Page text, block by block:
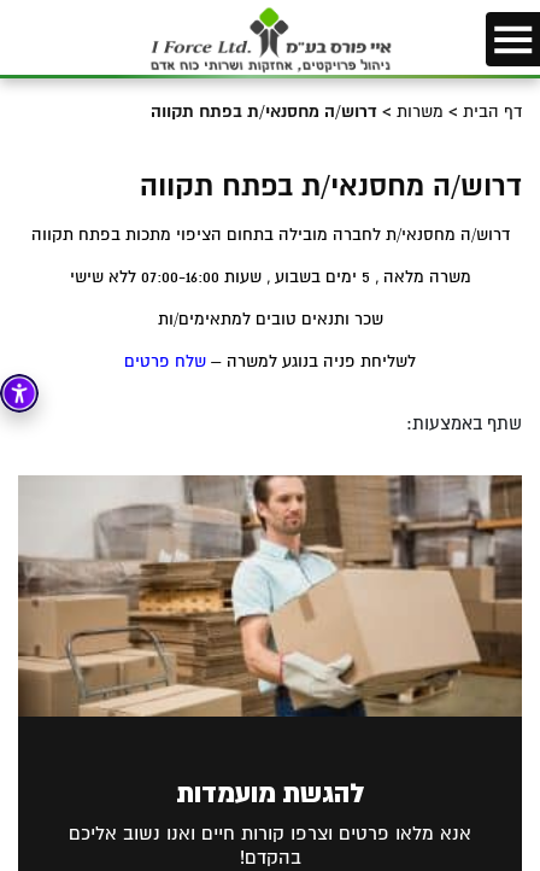
דף הבית > משרות > דרוש/ה מחסנאי/ת בפתח תקווה
דרוש/ה מחסנאי/ת בפתח תקווה
דרוש/ה מחסנאי/ת לחברה מובילה בתחום הציפוי מתכות בפתח תקווה
משרה מלאה , 5 ימים בשבוע , שעות 07:00-16:00 ללא שישי
שכר ותנאים טובים למתאימים/ות
לשליחת פניה בנוגע למשרה – שלח פרטים
שתף באמצעות:
להגשת מועמדות
אנא מלאו פרטים וצרפו קורות חיים ואנו נשוב אליכם
בהקדם!